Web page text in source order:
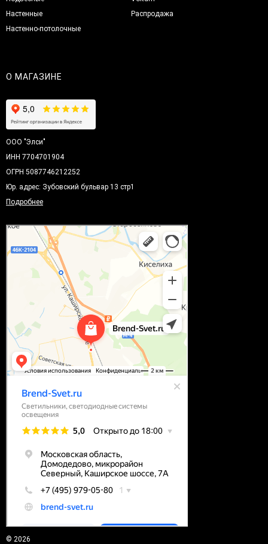
Настенные
Настенно-потолочные
Распродажа
О МАГАЗИНЕ
ООО "Элси"
ИНН 7704701904
ОГРН 5087746212252
Юр. адрес: Зубовский бульвар 13 стр1
Подробнее
© 2026